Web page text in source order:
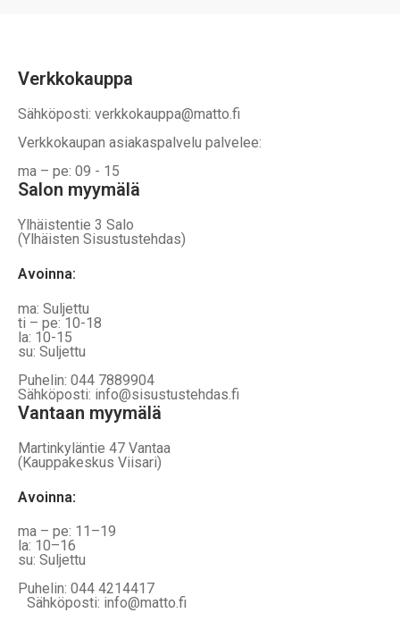
Verkkokauppa
Sähköposti: verkkokauppa@matto.fi
Verkkokaupan asiakaspalvelu palvelee:
ma – pe: 09 - 15
Salon myymälä
Ylhäistentie 3 Salo
(Ylhäisten Sisustustehdas)
Avoinna:
ma: Suljettu
ti – pe: 10-18
la: 10-15
su: Suljettu
Puhelin: 044 7889904
Sähköposti: info@sisustustehdas.fi
Vantaan myymälä
Martinkyläntie 47 Vantaa
(Kauppakeskus Viisari)
Avoinna:
ma – pe: 11–19
la: 10–16
su: Suljettu
Puhelin: 044 4214417
Sähköposti: info@matto.fi